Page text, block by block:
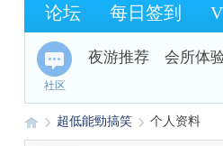
论坛 每日签到
社区
夜游推荐 会所体
超低能勁搞笑 个人资料